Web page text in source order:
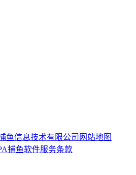
鱼信息技术有限公司 网站地图
捕鱼软件服务条款